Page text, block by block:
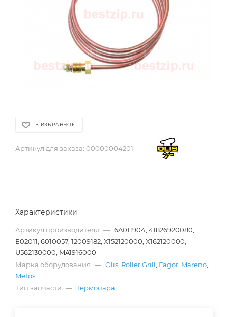
В ИЗБРАННОЕ
Артикул для заказа: 00000004201
Характеристики
Артикул производителя — 6A011904, 41826920080,
E02011, 6010057, 12009182, X152120000, X162120000,
U562130000, MA1916000
Марка оборудования — Olis, Roller Grill, Fagor, Mareno,
Metos
Тип запчасти — Термопара